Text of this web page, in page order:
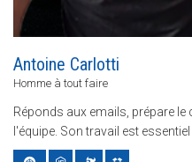
Antoine Carlotti
Homme à tout faire
Réponds aux emails, prépare
l'équipe. Son travail est